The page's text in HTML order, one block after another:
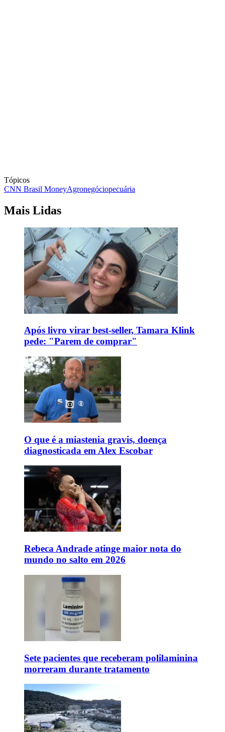
Tópicos
CNN Brasil MoneyAgronegóciopecuária
Mais Lidas
Após livro virar best-seller, Tamara Klink
pede: "Parem de comprar"
O que é a miastenia gravis, doença
diagnosticada em Alex Escobar
Rebeca Andrade atinge maior nota do
mundo no salto em 2026
Sete pacientes que receberam polilaminina
morreram durante tratamento